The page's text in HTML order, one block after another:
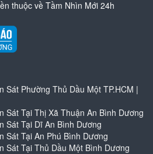
thuộc về Tầm Nhìn Mới 24h
Sát Phường Thủ Dầu Một TP.HCM |
Sát Tại Thị Xã Thuận An Bình Dương
Sát Tại Dĩ An Bình Dương
Sát Tại An Phú Bình Dương
Sát Tại Thủ Dầu Một Bình Dương